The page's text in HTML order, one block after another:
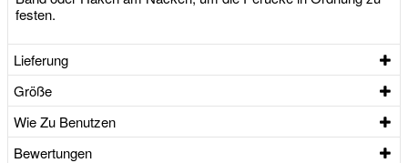
festen.
Lieferung
Größe
Wie Zu Benutzen
Bewertungen